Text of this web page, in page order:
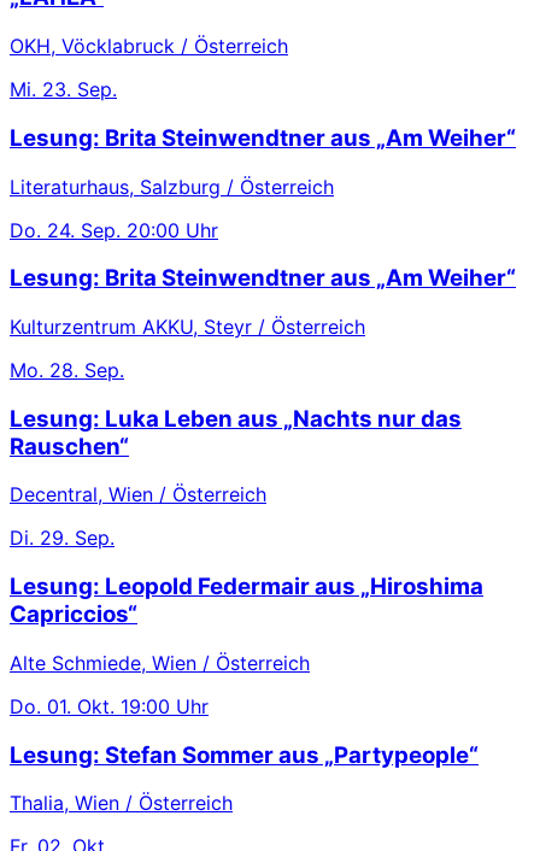
OKH, Vöcklabruck / Österreich
Mi. 23. Sep.
Lesung: Brita Steinwendtner aus „Am Weiher“
Literaturhaus, Salzburg / Österreich
Do. 24. Sep. 20:00 Uhr
Lesung: Brita Steinwendtner aus „Am Weiher“
Kulturzentrum AKKU, Steyr / Österreich
Mo. 28. Sep.
Lesung: Luka Leben aus „Nachts nur das
Rauschen“
Decentral, Wien / Österreich
Di. 29. Sep.
Lesung: Leopold Federmair aus „Hiroshima
Capriccios“
Alte Schmiede, Wien / Österreich
Do. 01. Okt. 19:00 Uhr
Lesung: Stefan Sommer aus „Partypeople“
Thalia, Wien / Österreich